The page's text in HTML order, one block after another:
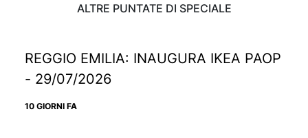
ALTRE PUNTATE DI SPECIALE
REGGIO EMILIA: INAUGURA IKEA PAOP
- 29/07/2026
10 GIORNI FA